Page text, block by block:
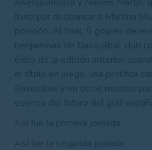
fruto por desbancar a Martina
posición. Al final, 5 golpes de
benjaminas de Basozábal, club
éxito de la edición anterior,
el título en juego, una prolífica
Basozábal y en otros muchos
esencia del futuro del golf